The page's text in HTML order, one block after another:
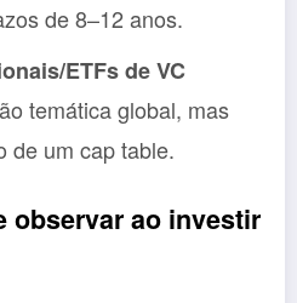
de 8–12 anos.
ETFs de VC
temática global, mas
de um cap table.
observar ao investir